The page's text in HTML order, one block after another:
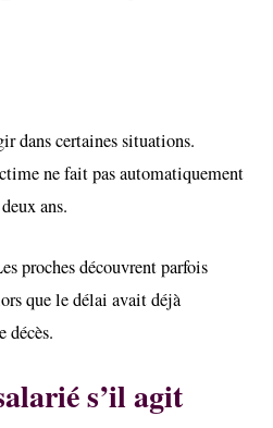
dans certaines situations.
ne fait pas automatiquement
ans.
proches découvrent parfois
que le délai avait déjà
décès.
s’il agit